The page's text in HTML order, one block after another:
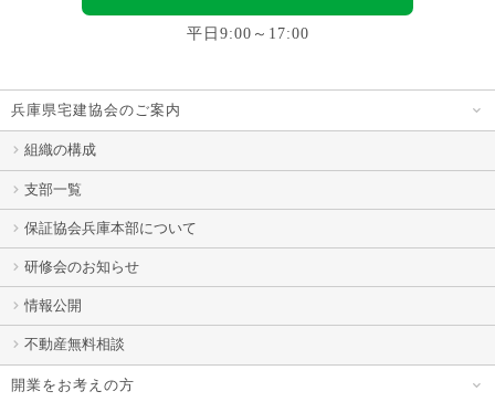
平日9:00～17:00
兵庫県宅建協会のご案内
組織の構成
支部一覧
保証協会兵庫本部について
研修会のお知らせ
情報公開
不動産無料相談
開業をお考えの方